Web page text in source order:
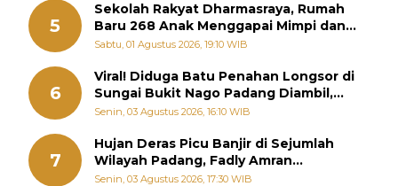
5
Sekolah Rakyat Dharmasraya, Rumah
Baru 268 Anak Menggapai Mimpi dan
Memutus Rantai Kemiskinan
Sabtu, 01 Agustus 2026, 19:10 WIB
6
Viral! Diduga Batu Penahan Longsor di
Sungai Bukit Nago Padang Diambil,
Warga Khawatir Bencana Terulang
Senin, 03 Agustus 2026, 16:10 WIB
7
Hujan Deras Picu Banjir di Sejumlah
Wilayah Padang, Fadly Amran
Perintahkan OPD Siaga
Senin, 03 Agustus 2026, 17:30 WIB